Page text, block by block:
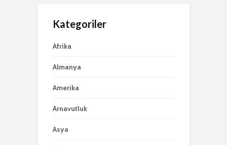
Kategoriler
Afrika
Almanya
Amerika
Arnavutluk
Asya